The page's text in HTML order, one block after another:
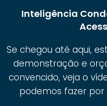
Inteligência
Se chegou até aqui,
demonstração e
convencido, veja o
podemos fazer por